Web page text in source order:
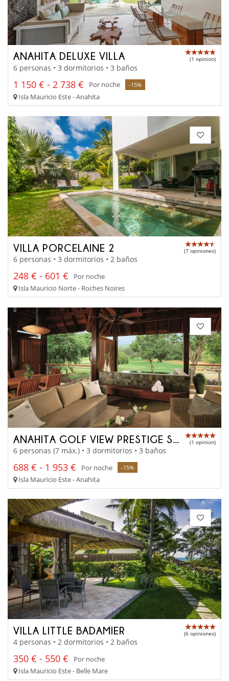
ANAHITA DELUXE VILLA (1 opinion)
6 personas • 3 dormitorios • 3 baños
1 150 € - 2 738 € Por noche -15%
Isla Mauricio Este - Anahita
VILLA PORCELAINE 2 (7 opiniones)
6 personas • 3 dormitorios • 2 baños
248 € - 601 €
Por noche
Isla Mauricio Norte - Roches Noires
ANAHITA GOLF VIEW PRESTIGE SUITE (1 opinion)
6 personas (7 máx.) • 3 dormitorios • 3 baños
688 € - 1 953 € Por noche -15%
Isla Mauricio Este - Anahita
VILLA LITTLE BADAMIER (6 opiniones)
4 personas • 2 dormitorios • 2 baños
350 € - 550 €
Por noche
Isla Mauricio Este - Belle Mare